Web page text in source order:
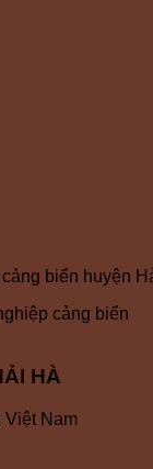
biển huyện
cảng biển
HÀ
Việt Nam